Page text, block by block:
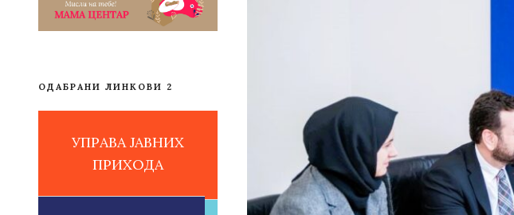
ОДАБРАНИ ЛИНКОВИ 2
УПРАВА ЈАВНИХ
ПРИХОДА